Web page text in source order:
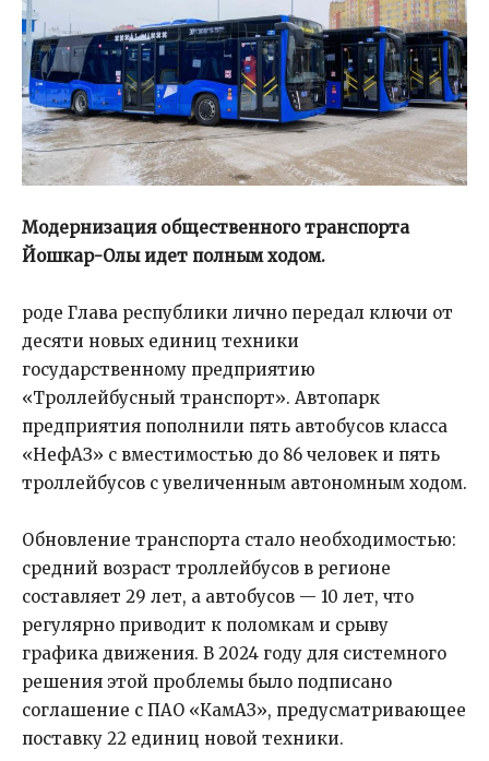
Модернизация общественного транспорта
Йошкар-Олы идет полным ходом.
роде Глава республики лично передал ключи от
десяти новых единиц техники
государственному предприятию
«Троллейбусный транспорт». Автопарк
предприятия пополнили пять автобусов класса
«НефАЗ» с вместимостью до 86 человек и пять
троллейбусов с увеличенным автономным ходом.
Обновление транспорта стало необходимостью:
средний возраст троллейбусов в регионе
составляет 29 лет, а автобусов — 10 лет, что
регулярно приводит к поломкам и срыву
графика движения. В 2024 году для системного
решения этой проблемы было подписано
соглашение с ПАО «КамАЗ», предусматривающее
поставку 22 единиц новой техники.